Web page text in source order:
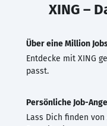
XING –
Über eine Million
Entdecke mit XING
passt.
Persönliche Job-
Lass Dich finden